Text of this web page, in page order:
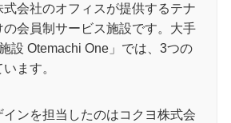
会社のオフィスが提供するテナ
の会員制サービス施設です。大手
設 Otemachi One」では、3つの
ます。
インを担当したのはコクヨ株式会